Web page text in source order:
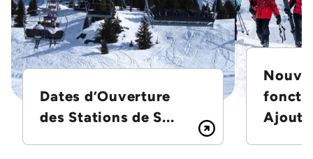
Dates d’Ouverture
des Stations de S...